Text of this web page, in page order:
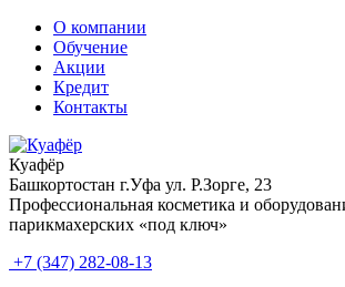
О компании
Обучение
Акции
Кредит
Контакты
Куафёр
Башкортостан г.Уфа ул. Р.Зорге, 23
Профессиональная косметика и
парикмахерских «под ключ»
+7 (347) 282-08-13